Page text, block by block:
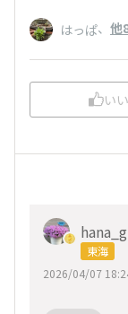
はっぱ、 他
い
東海
2026/04/07